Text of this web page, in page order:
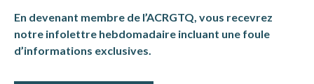
En devenant membre de l’ACRGTQ, vous recevrez
notre infolettre hebdomadaire incluant une foule
d’informations exclusives.